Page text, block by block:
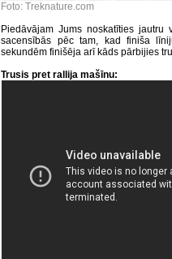
Foto: Treknature.com
Piedāvājam Jums noskatīties
sacensībās pēc tam, kad finiša
sekundēm finišēja arī kāds pārbijies
Trusis pret rallija mašīnu: